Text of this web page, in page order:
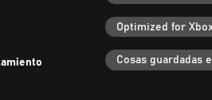
Optimized for
Cosas guardadas